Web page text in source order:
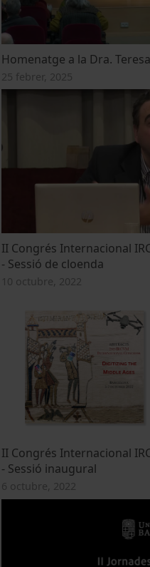
Homenatge a la Dra.
25 febrer, 2025
II Congrés Internacional
- Sessió de cloenda
10 octubre, 2022
II Congrés Internacional
- Sessió inaugural
6 octubre, 2022